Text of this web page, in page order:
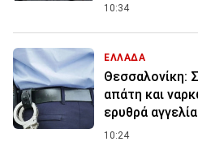
10:34
ΕΛΛΑΔΑ
Θεσσαλονίκη:
απάτη και
ερυθρά αγγελία
10:24